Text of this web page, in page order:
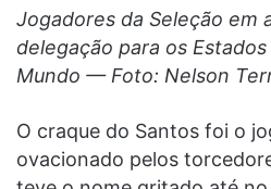
Jogadores da Seleção em
delegação para os
Mundo — Foto: Nelson
O craque do Santos foi o
ovacionado pelos